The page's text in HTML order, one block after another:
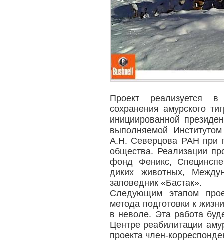
Проект реализуется
сохранения амурского
инициированной
выполняемой
А.Н. Северцова РАН при
общества. Реализации
фонд Феникс,
диких животных,
заповедник «Бастак».
Следующим этапом
метода подготовки к
в неволе. Эта работа
Центре реабилитации
проекта член-